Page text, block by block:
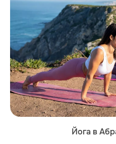
Йога в